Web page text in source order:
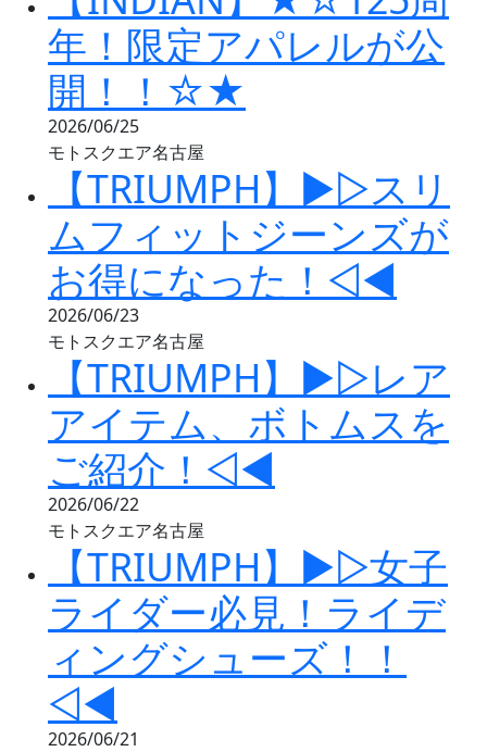
年！限定アパレルが公
開！！☆★
2026/06/25
モトスクエア名古屋
【TRIUMPH】▶▷スリ
ムフィットジーンズが
お得になった！◁◀
2026/06/23
モトスクエア名古屋
【TRIUMPH】▶▷レア
アイテム、ボトムスを
ご紹介！◁◀
2026/06/22
モトスクエア名古屋
【TRIUMPH】▶▷女子
ライダー必見！ライデ
ィングシューズ！！
◁◀
2026/06/21